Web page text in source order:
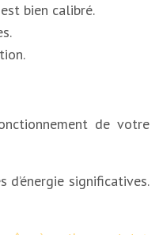
bien calibré.
de votre
significatives.